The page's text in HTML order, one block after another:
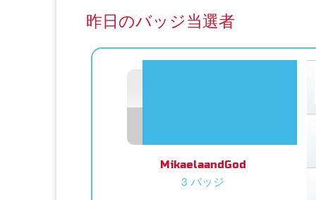
昨日のバッジ当選者
MikaelaandGod
3 バッジ